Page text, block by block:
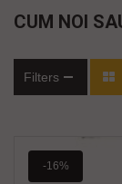
CUM NOI
Filters
-16%